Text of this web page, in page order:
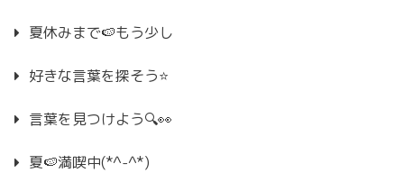
夏休みまで🍉もう少し
好きな言葉を探そう⭐
言葉を見つけよう🔍👀
夏🍉満喫中(*^-^*)